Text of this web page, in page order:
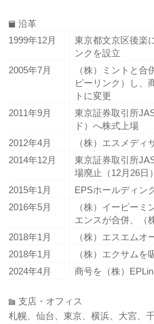
沿革
1999年12月
東京都文京区後楽
ンクを設立
2005年7月
（株）ミントと
ピーリンク）し、
トに変更
2011年9月
東京証券取引所
ド）へ株式上場
2012年4月
（株）エスメディ
2014年12月
東京証券取引所
場廃止（12月26日）
2015年1月
EPSホールディン
2016年5月
（株）イーピーミ
エンスが合併、（
2018年1月
（株）エスエム
2018年1月
（株）エクサムを
2024年4月
商号を（株）
支店・オフィス
札幌、仙台、東京、横浜、大宮、